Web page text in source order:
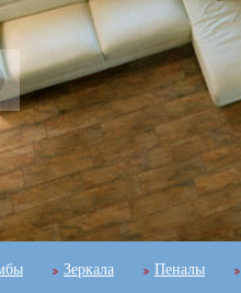
Зеркала Пеналы